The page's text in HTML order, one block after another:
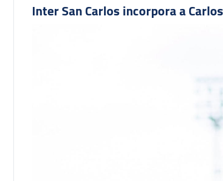
Inter San Carlos incorpora a